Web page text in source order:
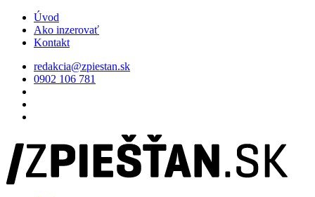
Úvod
Ako inzerovať
Kontakt
redakcia@zpiestan.sk
0902 106 781